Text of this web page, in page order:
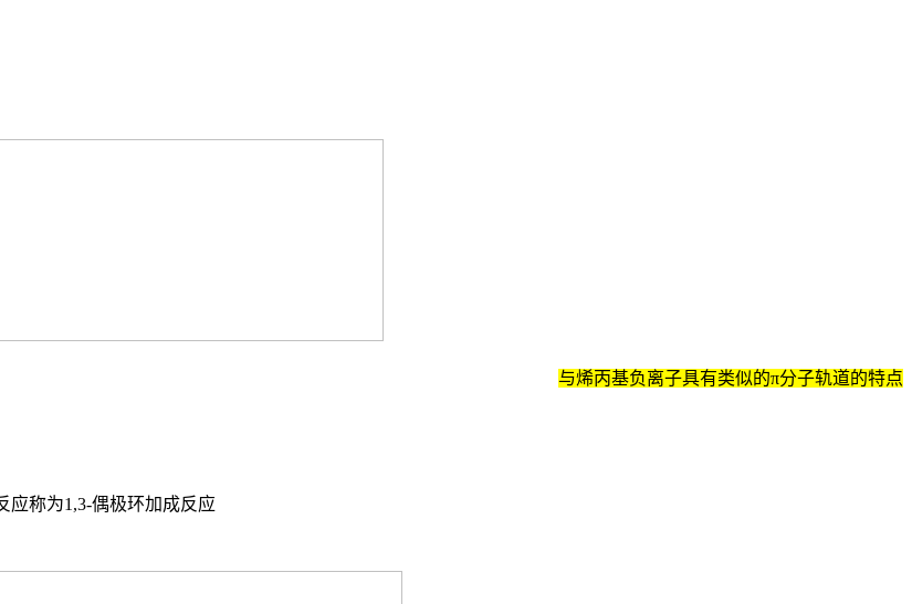
与烯丙基负离子具有类似的π分子轨道的特点
应称为1,3-偶极环加成反应